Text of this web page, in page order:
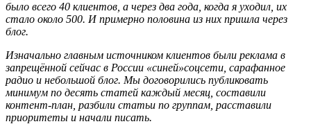
было всего 40 клиентов, а через два года, когда я уходил, их
стало около 500. И примерно половина из них пришла через
блог.
Изначально главным источником клиентов были реклама в
запрещённой сейчас в России «синей»соцсети, сарафанное
радио и небольшой блог. Мы договорились публиковать
минимум по десять статей каждый месяц, составили
контент-план, разбили статьи по группам, расставили
приоритеты и начали писать.